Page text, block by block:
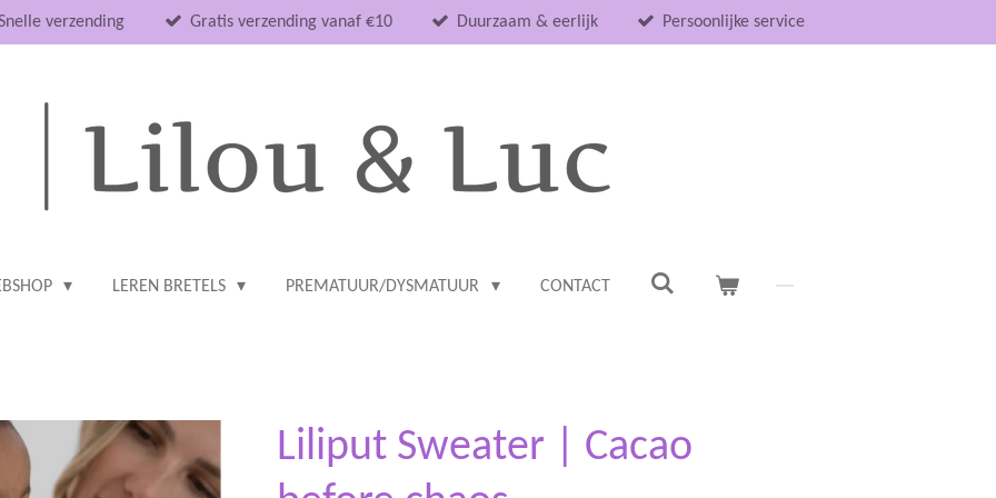
verzending Gratis verzending vanaf €10 Duurzaam & eerlijk Persoonlijke service
LEREN BRETELS PREMATUUR/DYSMATUUR CONTACT
Liliput Sweater | Cacao